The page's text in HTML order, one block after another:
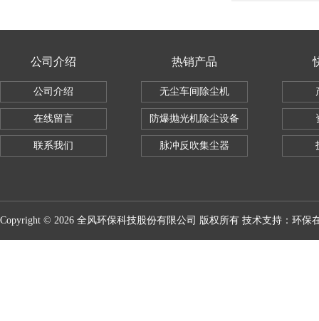
公司介绍
公司介绍
在线留言
联系我们
热销产品
无尘车间除尘机
防爆抛光机除尘设备
脉冲反吹集尘器
Copyright © 2026 全风环保科技股份有限公司 版权所有 技术支持： 环保